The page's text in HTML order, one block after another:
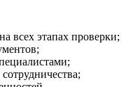
всех этапах проверки;